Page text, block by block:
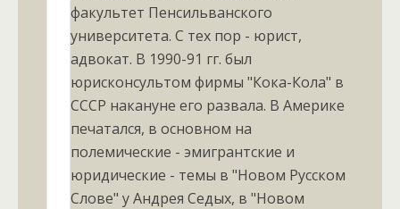
факультет Пенсильванского
университета. С тех пор - юрист,
адвокат. В 1990-91 гг. был
юрисконсультом фирмы "Кока-Кола" в
СССР накануне его развала. В Америке
печатался, в основном на
полемические - эмигрантские и
юридические - темы в "Новом Русском
Слове" у Андрея Седых, в "Новом